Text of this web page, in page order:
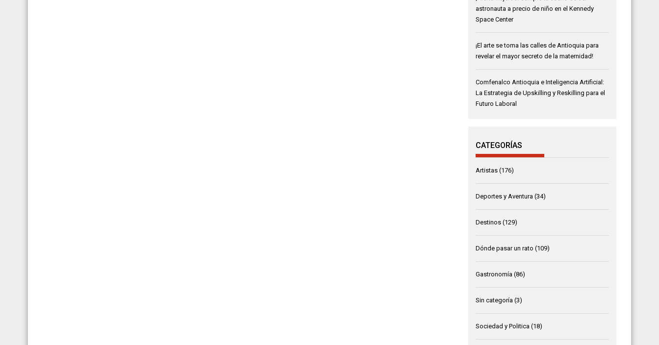
astronauta a precio de niño en el Kennedy
Space Center
¡El arte se toma las calles de Antioquia para
revelar el mayor secreto de la maternidad!
Comfenalco Antioquia e Inteligencia Artificial:
La Estrategia de Upskilling y Reskilling para el
Futuro Laboral
CATEGORÍAS
Artistas (176)
Deportes y Aventura (34)
Destinos (129)
Dónde pasar un rato (109)
Gastronomía (86)
Sin categoría (3)
Sociedad y Politica (18)